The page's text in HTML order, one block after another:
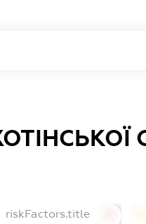
riskFactors.title